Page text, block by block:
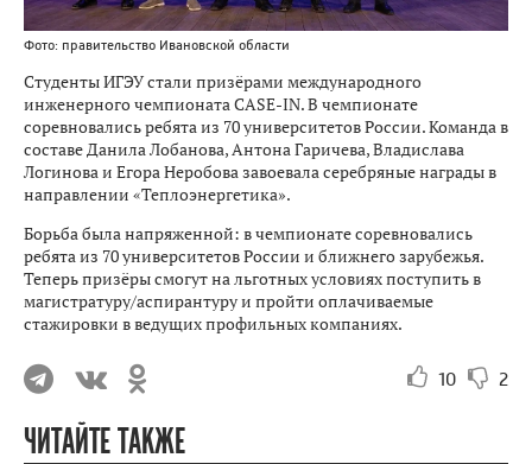
Фото: правительство Ивановской области
Студенты ИГЭУ стали призёрами международного
инженерного чемпионата CASE-IN. В чемпионате
соревновались ребята из 70 университетов России. Команда в
составе Данила Лобанова, Антона Гаричева, Владислава
Логинова и Егора Неробова завоевала серебряные награды в
направлении «Теплоэнергетика».
Борьба была напряженной: в чемпионате соревновались
ребята из 70 университетов России и ближнего зарубежья.
Теперь призёры смогут на льготных условиях поступить в
магистратуру/аспирантуру и пройти оплачиваемые
стажировки в ведущих профильных компаниях.
10 2
ЧИТАЙТЕ ТАКЖЕ